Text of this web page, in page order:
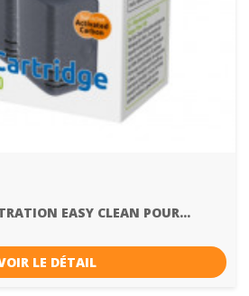
EASY CLEAN POUR...
LE DÉTAIL